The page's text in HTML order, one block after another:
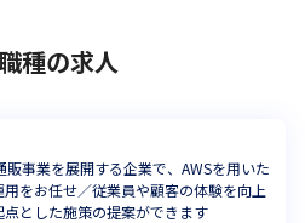
種の求人
事業を展開する企業で、AWSを用いた
をお任せ／従業員や顧客の体験を向上
とした施策の提案ができます